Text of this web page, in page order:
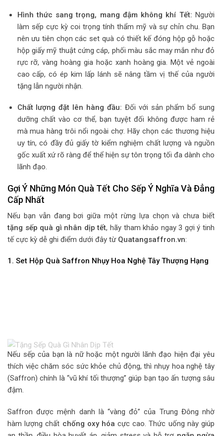
Hình thức sang trọng, mang đậm không khí Tết: Người
làm sếp cực kỳ coi trọng tính thẩm mỹ và sự chỉn chu. Bạn
nên ưu tiên chọn các set quà có thiết kế đóng hộp gỗ hoặc
hộp giấy mỹ thuật cứng cáp, phối màu sắc may mắn như đỏ
rực rỡ, vàng hoàng gia hoặc xanh hoàng gia. Một vẻ ngoài
cao cấp, có ép kim lấp lánh sẽ nâng tầm vị thế của người
tặng lẫn người nhận.
Chất lượng đặt lên hàng đầu: Đối với sản phẩm bổ sung
dưỡng chất vào cơ thể, bạn tuyệt đối không được ham rẻ
mà mua hàng trôi nổi ngoài chợ. Hãy chọn các thương hiệu
uy tín, có đầy đủ giấy tờ kiểm nghiệm chất lượng và nguồn
gốc xuất xứ rõ ràng để thể hiện sự tôn trọng tối đa dành cho
lãnh đạo.
Gợi Ý Những Món Quà Tết Cho Sếp Ý Nghĩa Và Đẳng
Cấp Nhất
Nếu bạn vẫn đang bơi giữa một rừng lựa chọn và chưa biết
tặng sếp quà gì nhân dịp tết, hãy tham khảo ngay 3 gợi ý tinh
tế cực kỳ dễ ghi điểm dưới đây từ Quatangsaffron.vn:
1. Set Hộp Quà Saffron Nhụy Hoa Nghệ Tây Thượng Hạng
Nếu sếp của bạn là nữ hoặc một người lãnh đạo hiện đại yêu
thích việc chăm sóc sức khỏe chủ động, thì nhụy hoa nghệ tây
(Saffron) chính là “vũ khí tối thượng” giúp bạn tạo ấn tượng sâu
đậm.
Saffron được mệnh danh là “vàng đỏ” của Trung Đông nhờ
hàm lượng chất chống oxy hóa cực cao. Thức uống này giúp